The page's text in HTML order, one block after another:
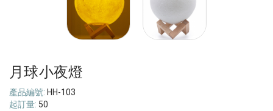
月球小夜燈
產品編號: HH-103
起訂量: 50